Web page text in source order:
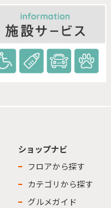
ショップナビ
フロアから探す
カテゴリから探す
グルメガイド